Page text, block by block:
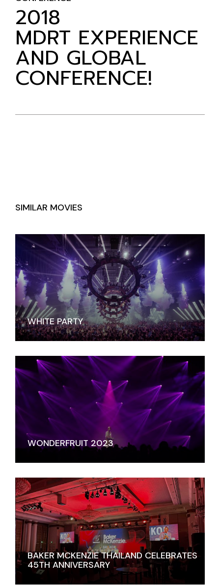
2018
MDRT EXPERIENCE
AND GLOBAL
CONFERENCE!
SIMILAR MOVIES
WHITE PARTY
WONDERFRUIT 2023
BAKER MCKENZIE THAILAND CELEBRATES
45TH ANNIVERSARY